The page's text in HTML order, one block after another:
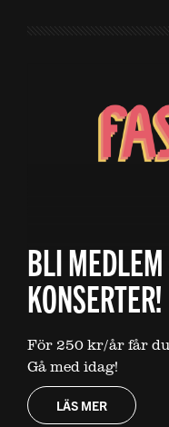
BLI
KONSERTER!
För 250 kr/år får du
Gå med idag!
LÄS MER